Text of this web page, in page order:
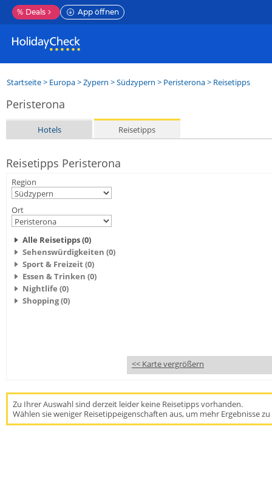
% Deals App öffnen
Startseite> Europa>Zypern >Südzypern > Peristerona> Reisetipps
Peristerona
Hotels Reisetipps
Reisetipps Peristerona
Region
Ort
Alle Reisetipps (0)
Sehenswürdigkeiten (0)
Sport & Freizeit (0)
Essen & Trinken (0)
Nightlife (0)
Shopping (0)
<< Karte vergrößern
Zu Ihrer Auswahl sind derzeit leider keine Reisetipps vorhanden.
Wählen sie weniger Reisetippeigenschaften aus, um mehr Ergebnisse